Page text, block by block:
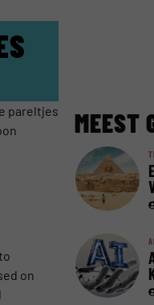
pareltjes
on
MEEST
AI